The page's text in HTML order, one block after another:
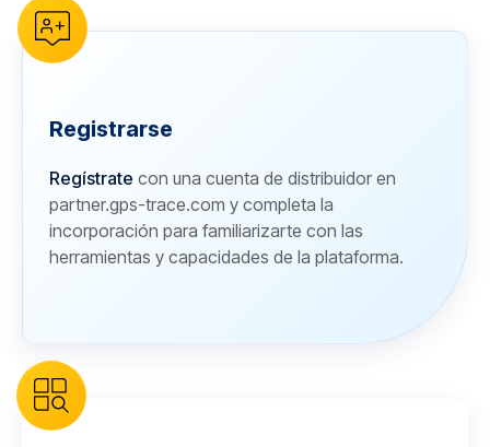
Registrarse
Regístrate con una cuenta de distribuidor en
partner.gps-trace.com y completa la
incorporación para familiarizarte con las
herramientas y capacidades de la plataforma.